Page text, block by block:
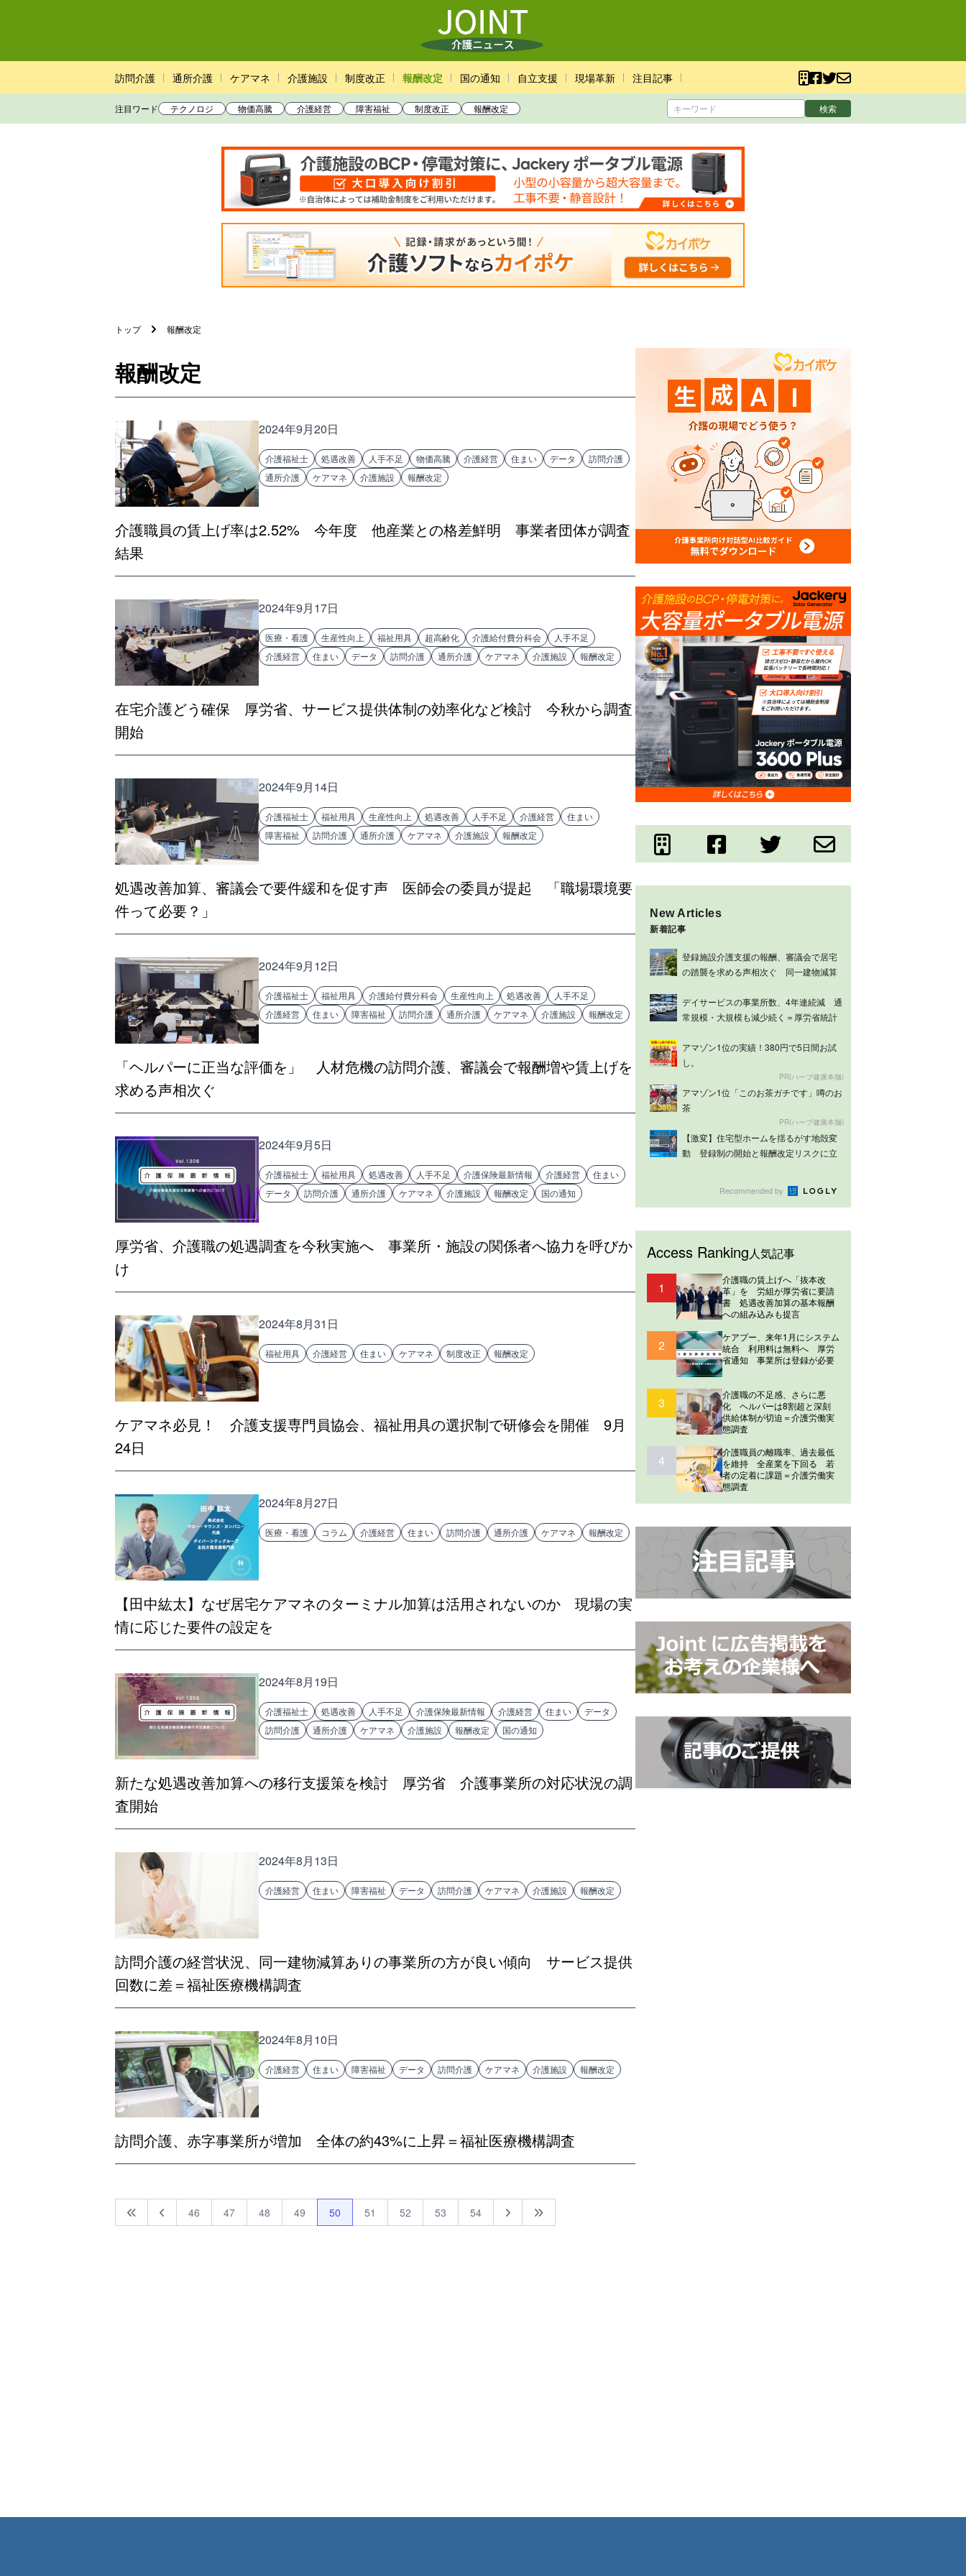
訪問介護 通所介護 ケアマネ 介護施設 制度改正 報酬改定 国の通知 自立支援 現場革新 注目記事
注目ワード テクノロジ 物価高騰 介護経営 障害福祉 制度改正 報酬改定 検索
トップ 報酬改定
報酬改定
2024年9月20日
介護福祉士 処遇改善 人手不足 物価高騰 介護経営 住まい データ
訪問介護
通所介護
ケアマネ 介護施設 報酬改定
介護職員の賃上げ率は2.52% 今年度 他産業との格差鮮明 事業者団体が調査
結果
2024年9月17日
医療・看護 生産性向上 福祉用具 超高齢化 介護給付費分科会
人手不足
介護経営
住まい データ 訪問介護 通所介護 ケアマネ 介護施設 報酬改定
在宅介護どう確保 厚労省、サービス提供体制の効率化など検討 今秋から調査
開始
2024年9月14日
介護福祉士 福祉用具 生産性向上 処遇改善 人手不足 介護経営
住まい
障害福祉
訪問介護 通所介護 ケアマネ 介護施設 報酬改定
処遇改善加算、審議会で要件緩和を促す声 医師会の委員が提起 「職場環境要
件って必要？」
2024年9月12日
介護福祉士 福祉用具 介護給付費分科会 生産性向上 処遇改善
人手不足
介護経営
住まい 障害福祉 訪問介護 通所介護 ケアマネ 介護施設 報酬改定
「ヘルパーに正当な評価を」 人材危機の訪問介護、審議会で報酬増や賃上げを
求める声相次ぐ
2024年9月5日
介護福祉士 福祉用具 処遇改善 人手不足 介護保険最新情報 介護経営
住まい
データ
訪問介護 通所介護 ケアマネ 介護施設 報酬改定 国の通知
厚労省、介護職の処遇調査を今秋実施へ 事業所・施設の関係者へ協力を呼びか
け
2024年8月31日
福祉用具 介護経営 住まい ケアマネ 制度改正 報酬改定
ケアマネ必見！ 介護支援専門員協会、福祉用具の選択制で研修会を開催 9月
24日
2024年8月27日
医療・看護 コラム 介護経営 住まい 訪問介護 通所介護 ケアマネ 報酬改定
【田中紘太】なぜ居宅ケアマネのターミナル加算は活用されないのか 現場の実
情に応じた要件の設定を
2024年8月19日
介護福祉士 処遇改善 人手不足 介護保険最新情報 介護経営 住まい
データ
訪問介護
通所介護 ケアマネ 介護施設 報酬改定 国の通知
新たな処遇改善加算への移行支援策を検討 厚労省 介護事業所の対応状況の調
査開始
2024年8月13日
介護経営 住まい 障害福祉 データ 訪問介護 ケアマネ 介護施設 報酬改定
訪問介護の経営状況、同一建物減算ありの事業所の方が良い傾向 サービス提供
回数に差＝福祉医療機構調査
2024年8月10日
介護経営 住まい 障害福祉 データ 訪問介護 ケアマネ 介護施設 報酬改定
訪問介護、赤字事業所が増加 全体の約43%に上昇＝福祉医療機構調査
46 47 48 49 50 51 52 53 54
New Articles
新着記事
登録施設介護支援の報酬、審議会で居宅
の踏襲を求める声相次ぐ 同一建物減算
デイサービスの事業所数、4年連続減 通
常規模・大規模も減少続く＝厚労省統計
アマゾン1位の実績！380円で5日間お試
し。
PR(ハーブ健康本舗)
アマゾン1位「このお茶ガチです」噂のお
茶
PR(ハーブ健康本舗)
【激変】住宅型ホームを揺るがす地殻変
動 登録制の開始と報酬改定リスクに立
Recommended by
Access Ranking人気記事
1
介護職の賃上げへ「抜本改
革」を 労組が厚労省に要請
書 処遇改善加算の基本報酬
への組み込みも提言
2
ケアプー、来年1月にシステム
統合 利用料は無料へ 厚労
省通知 事業所は登録が必要
3
介護職の不足感、さらに悪
化 ヘルパーは8割超と深刻
供給体制が切迫＝介護労働実
態調査
4
介護職員の離職率、過去最低
を維持 全産業を下回る 若
者の定着に課題＝介護労働実
態調査